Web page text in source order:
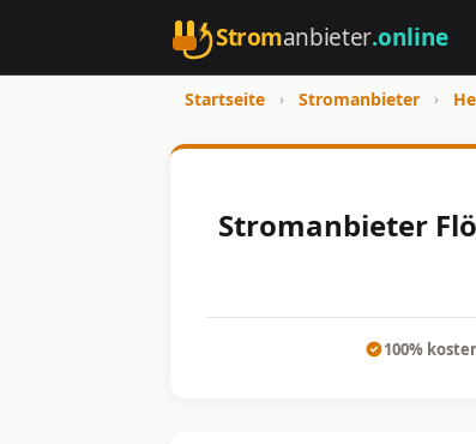
Stromanbieter.online
Startseite › Stromanbieter ›
Stromanbieter
100%